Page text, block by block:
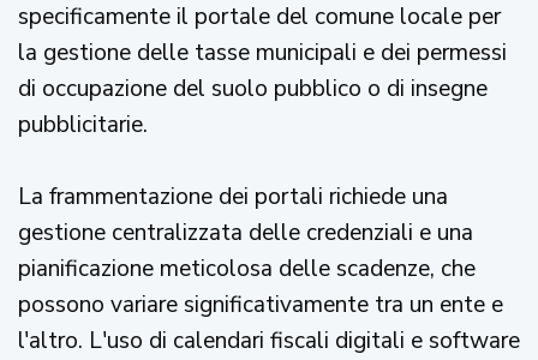
specificamente il portale del comune locale per
la gestione delle tasse municipali e dei permessi
di occupazione del suolo pubblico o di insegne
pubblicitarie.
La frammentazione dei portali richiede una
gestione centralizzata delle credenziali e una
pianificazione meticolosa delle scadenze, che
possono variare significativamente tra un ente e
l'altro. L'uso di calendari fiscali digitali e software